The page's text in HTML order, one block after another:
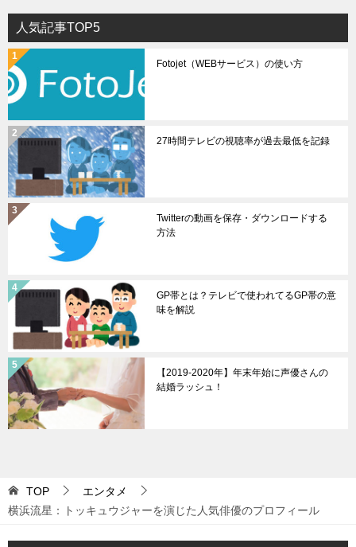
人気記事TOP5
Fotojet（WEBサービス）の使い方
27時間テレビの視聴率が過去最低を記録
Twitterの動画を保存・ダウンロードする
方法
GP帯とは？テレビで使われてるGP帯の意
味を解説
【2019-2020年】年末年始に声優さんの
結婚ラッシュ！
TOP
エンタメ
横浜流星：トッキュウジャーを演じた人気俳優のプロフィール